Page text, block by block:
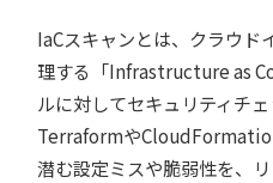
IaCスキャンとは、クラウド
理する「Infrastructure as
ルに対してセキュリティチェ
Terraformや
潜む設定ミスや脆弱性を、